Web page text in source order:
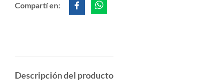
Compartí en:
Descripción del producto